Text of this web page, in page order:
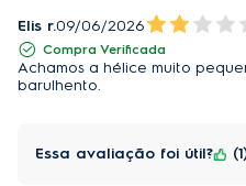
Função Pulsar 3 em 1:
Pode ser acionada como
rápidos e receitas
momento da limpeza,
Elis r.09/06/2026
Compra Verificada
Achamos a hélice muito
barulhento.
Essa avaliação foi útil? 1